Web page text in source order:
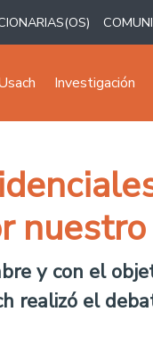
Investigación
y con el
realizó el